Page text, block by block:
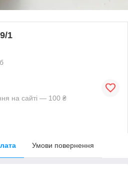
1
на сайті — 100 ₴
Умови повернення